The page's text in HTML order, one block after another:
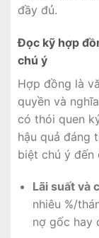
đầy đủ.
Đọc kỹ hợp
chú ý
Hợp đồng là
quyền và
có thói quen
hậu quả đáng
biệt chú ý đến
Lãi suất và
nhiêu %/
nợ gốc hay